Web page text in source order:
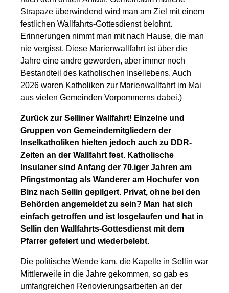
Strapaze überwindend wird man am Ziel mit einem
festlichen Wallfahrts-Gottesdienst belohnt.
Erinnerungen nimmt man mit nach Hause, die man
nie vergisst. Diese Marienwallfahrt ist über die
Jahre eine andre geworden, aber immer noch
Bestandteil des katholischen Insellebens. Auch
2026 waren Katholiken zur Marienwallfahrt im Mai
aus vielen Gemeinden Vorpommerns dabei.)
Zurück zur Selliner Wallfahrt! Einzelne und
Gruppen von Gemeindemitgliedern der
Inselkatholiken hielten jedoch auch zu DDR-
Zeiten an der Wallfahrt fest. Katholische
Insulaner sind Anfang der 70.iger Jahren am
Pfingstmontag als Wanderer am Hochufer von
Binz nach Sellin gepilgert. Privat, ohne bei den
Behörden angemeldet zu sein? Man hat sich
einfach getroffen und ist losgelaufen und hat in
Sellin den Wallfahrts-Gottesdienst mit dem
Pfarrer gefeiert und wiederbelebt.
Die politische Wende kam, die Kapelle in Sellin war
Mittlerweile in die Jahre gekommen, so gab es
umfangreichen Renovierungsarbeiten an der